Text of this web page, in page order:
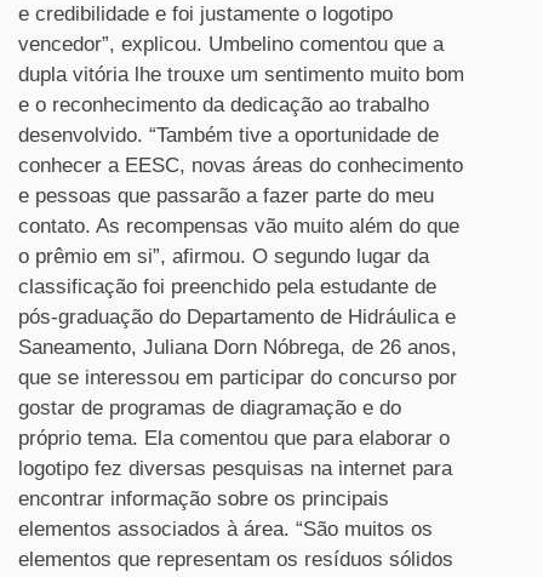
e credibilidade e foi justamente o logotipo
vencedor”, explicou. Umbelino comentou que a
dupla vitória lhe trouxe um sentimento muito bom
e o reconhecimento da dedicação ao trabalho
desenvolvido. “Também tive a oportunidade de
conhecer a EESC, novas áreas do conhecimento
e pessoas que passarão a fazer parte do meu
contato. As recompensas vão muito além do que
o prêmio em si”, afirmou. O segundo lugar da
classificação foi preenchido pela estudante de
pós-graduação do Departamento de Hidráulica e
Saneamento, Juliana Dorn Nóbrega, de 26 anos,
que se interessou em participar do concurso por
gostar de programas de diagramação e do
próprio tema. Ela comentou que para elaborar o
logotipo fez diversas pesquisas na internet para
encontrar informação sobre os principais
elementos associados à área. “São muitos os
elementos que representam os resíduos sólidos